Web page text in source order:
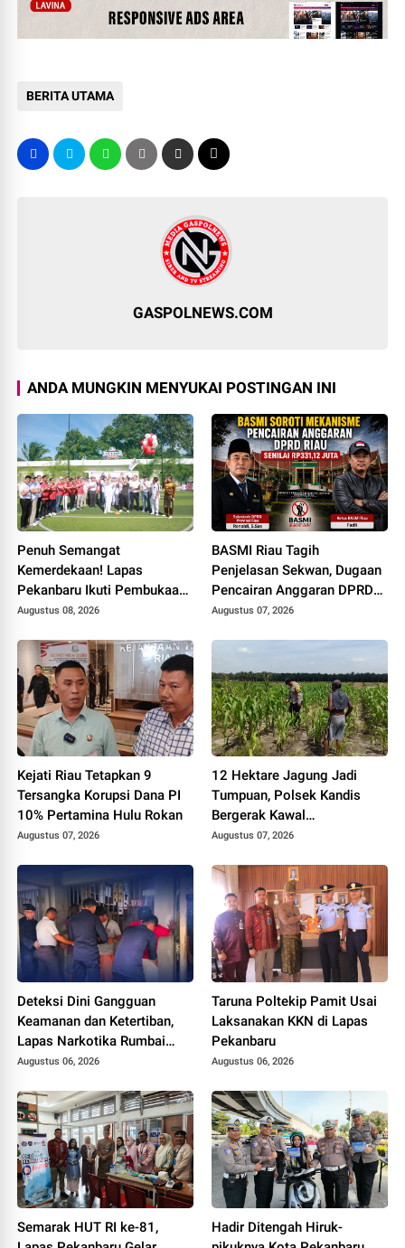
BERITA UTAMA
GASPOLNEWS.COM
ANDA MUNGKIN MENYUKAI POSTINGAN INI
Penuh Semangat
Kemerdekaan! Lapas
Pekanbaru Ikuti Pembukaan
Pekan Olahraga Ditjenpas
Augustus 08, 2026
BASMI Riau Tagih
Penjelasan Sekwan, Dugaan
Pencairan Anggaran DPRD
Tanpa Prosedur Tuai
Augustus 07, 2026
Kejati Riau Tetapkan 9
Tersangka Korupsi Dana PI
10% Pertamina Hulu Rokan
Augustus 07, 2026
12 Hektare Jagung Jadi
Tumpuan, Polsek Kandis
Bergerak Kawal
Swasembada Pangan
Augustus 07, 2026
Deteksi Dini Gangguan
Keamanan dan Ketertiban,
Lapas Narkotika Rumbai
Gelar Razia Rutin Blok
Augustus 06, 2026
Taruna Poltekip Pamit Usai
Laksanakan KKN di Lapas
Pekanbaru
Augustus 06, 2026
Semarak HUT RI ke-81,
Hadir Ditengah Hiruk-